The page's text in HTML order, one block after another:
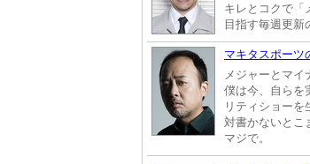
キレとコクで「
目指す毎週更新
マキタスポーツ
メジャーとマイ
僕は今、自らを
リティショーを
対書かないとこ
マジで。